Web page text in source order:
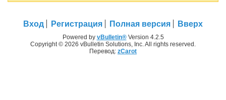
Вход Регистрация Полная версия Вверх
Powered by vBulletin®Version 4.2.5
Copyright © 2026 vBulletin Solutions, Inc. All rights reserved.
Перевод: zCarot